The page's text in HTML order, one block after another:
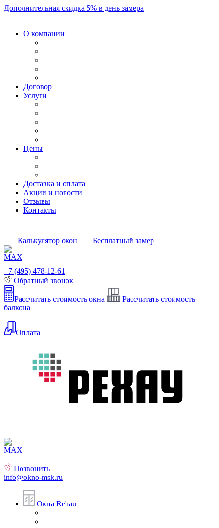
Дополнительная скидка 5% в день замера
О компании
Договор
Услуги
Цены
Доставка и оплата
Акции и новости
Отзывы
Контакты
Калькулятор окон Бесплатный замер
+7 (495) 478-12-61
Обратный звонок
Рассчитать стоимость окна
Рассчитать стоимость
балкона
Оплата
Позвонить
info@okno-msk.ru
Окна Rehau